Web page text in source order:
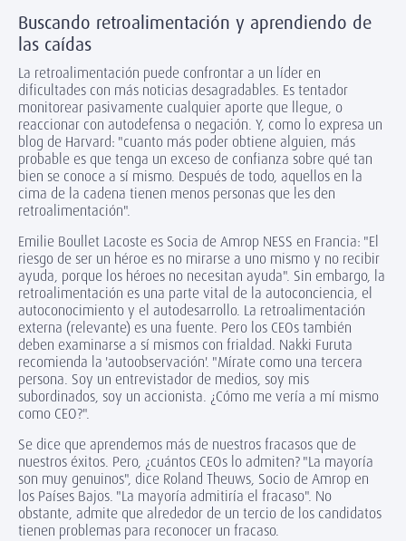
Buscando retroalimentación y aprendiendo de
las caídas
La retroalimentación puede confrontar a un líder en
dificultades con más noticias desagradables. Es tentador
monitorear pasivamente cualquier aporte que llegue, o
reaccionar con autodefensa o negación. Y, como lo expresa un
blog de Harvard: "cuanto más poder obtiene alguien, más
probable es que tenga un exceso de confianza sobre qué tan
bien se conoce a sí mismo. Después de todo, aquellos en la
cima de la cadena tienen menos personas que les den
retroalimentación".
Emilie Boullet Lacoste es Socia de Amrop NESS en Francia: "El
riesgo de ser un héroe es no mirarse a uno mismo y no recibir
ayuda, porque los héroes no necesitan ayuda". Sin embargo, la
retroalimentación es una parte vital de la autoconciencia, el
autoconocimiento y el autodesarrollo. La retroalimentación
externa (relevante) es una fuente. Pero los CEOs también
deben examinarse a sí mismos con frialdad. Nakki Furuta
recomienda la 'autoobservación'. "Mírate como una tercera
persona. Soy un entrevistador de medios, soy mis
subordinados, soy un accionista. ¿Cómo me vería a mí mismo
como CEO?".
Se dice que aprendemos más de nuestros fracasos que de
nuestros éxitos. Pero, ¿cuántos CEOs lo admiten? "La mayoría
son muy genuinos", dice Roland Theuws, Socio de Amrop en
los Países Bajos. "La mayoría admitiría el fracaso". No
obstante, admite que alrededor de un tercio de los candidatos
tienen problemas para reconocer un fracaso.